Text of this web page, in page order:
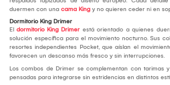
duermen con una cama King y no quieren ceder ni en
Dormitorio King Drimer
El dormitorio King Drimer está orientado a quienes
solución específica para el movimiento nocturno. Sus
resortes independientes Pocket, que aíslan el
favorecen un descanso más fresco y sin interrupciones.
Los combos de Drimer se complementan con tarimas
pensadas para integrarse sin estridencias en distintos